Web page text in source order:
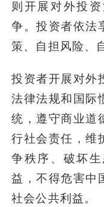
则开展对外投
争。投资者依法
策、自担风险、
投资者开展对外
法律法规和国际
统，遵守商业道
行社会责任，维
争秩序、破坏
益，不得危害中
社会公共利益。